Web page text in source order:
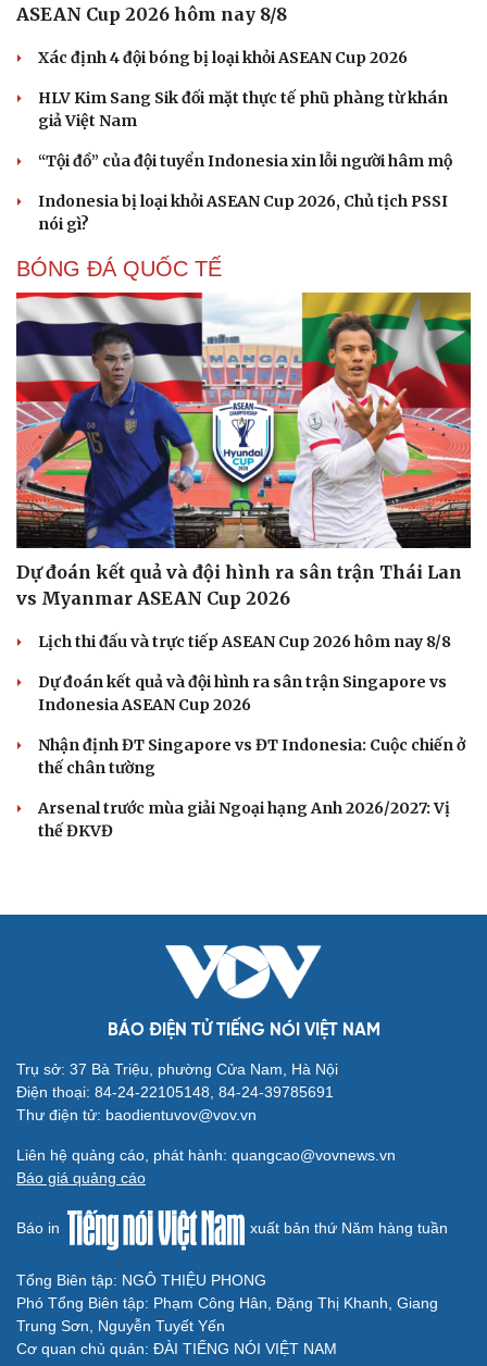
Cải chính
ASEAN Cup 2026 hôm nay 8/8
Xác định 4 đội bóng bị loại khỏi ASEAN Cup 2026
HLV Kim Sang Sik đối mặt thực tế phũ phàng từ khán
giả Việt Nam
“Tội đồ” của đội tuyển Indonesia xin lỗi người hâm mộ
Indonesia bị loại khỏi ASEAN Cup 2026, Chủ tịch PSSI
nói gì?
BÓNG ĐÁ QUỐC TẾ
Dự đoán kết quả và đội hình ra sân trận Thái Lan
vs Myanmar ASEAN Cup 2026
Lịch thi đấu và trực tiếp ASEAN Cup 2026 hôm nay 8/8
Dự đoán kết quả và đội hình ra sân trận Singapore vs
Indonesia ASEAN Cup 2026
Nhận định ĐT Singapore vs ĐT Indonesia: Cuộc chiến ở
thế chân tường
Arsenal trước mùa giải Ngoại hạng Anh 2026/2027: Vị
thế ĐKVĐ
BÁO ĐIỆN TỬ TIẾNG NÓI VIỆT NAM
Trụ sở: 37 Bà Triệu, phường Cửa Nam, Hà Nội
Điện thoại: 84-24-22105148, 84-24-39785691
Thư điện tử: baodientuvov@vov.vn
Liên hệ quảng cáo, phát hành: quangcao@vovnews.vn
Báo giá quảng cáo
Báo in xuất bản thứ Năm hàng tuần
Tổng Biên tập: NGÔ THIỆU PHONG
Phó Tổng Biên tập: Phạm Công Hân, Đặng Thị Khanh, Giang
Trung Sơn, Nguyễn Tuyết Yến
Cơ quan chủ quản: ĐÀI TIẾNG NÓI VIỆT NAM